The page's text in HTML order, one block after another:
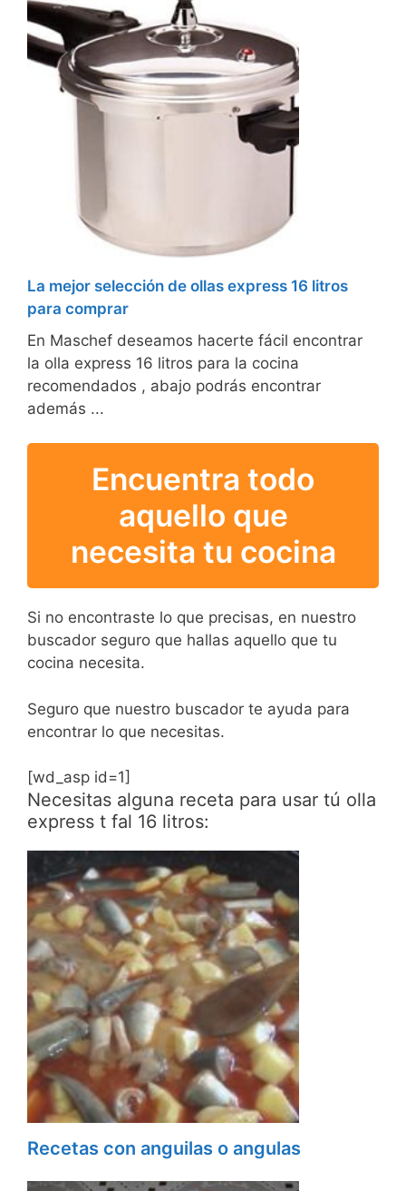
La mejor selección de ollas express 16 litros
para comprar
En Maschef deseamos hacerte fácil encontrar
la olla express 16 litros para la cocina
recomendados , abajo podrás encontrar
además ...
Encuentra todo
aquello que
necesita tu cocina
Si no encontraste lo que precisas, en nuestro
buscador seguro que hallas aquello que tu
cocina necesita.
Seguro que nuestro buscador te ayuda para
encontrar lo que necesitas.
[wd_asp id=1]
Necesitas alguna receta para usar tú olla
express t fal 16 litros:
Recetas con anguilas o angulas